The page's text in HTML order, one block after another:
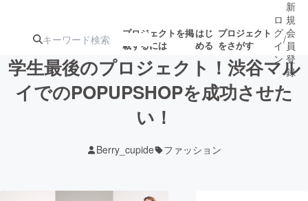
プロジェクトを掲
載するには
はじ
める
プロジェクト
をさがす
注目の新着プロ
ロ
グ
イ
ン
/
新
規
会
員
登
録
学生最後のプロジェクト！渋谷マル
イでのPOPUPSHOPを成功させた
い！
Berry_cupide ファッション